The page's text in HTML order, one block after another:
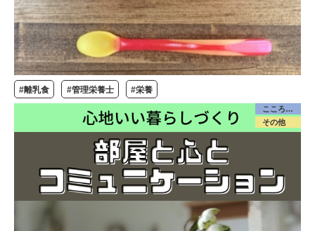
#離乳食 #管理栄養士 #栄養
こころケア
その他